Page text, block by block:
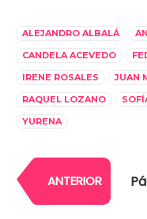
ALEJANDRO ALBALÁ
CANDELA ACEVEDO
IRENE ROSALES
JUAN
RAQUEL LOZANO
YURENA
ANTERIOR